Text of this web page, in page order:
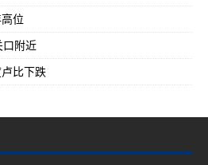
位
口附近
比下跌